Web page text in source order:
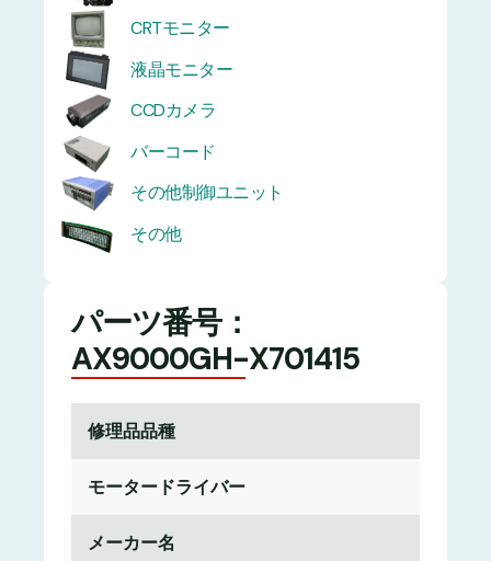
CRTモニター
液晶モニター
CCDカメラ
バーコード
その他制御ユニット
その他
パーツ番号：
AX9000GH-X701415
修理品品種
モータードライバー
メーカー名